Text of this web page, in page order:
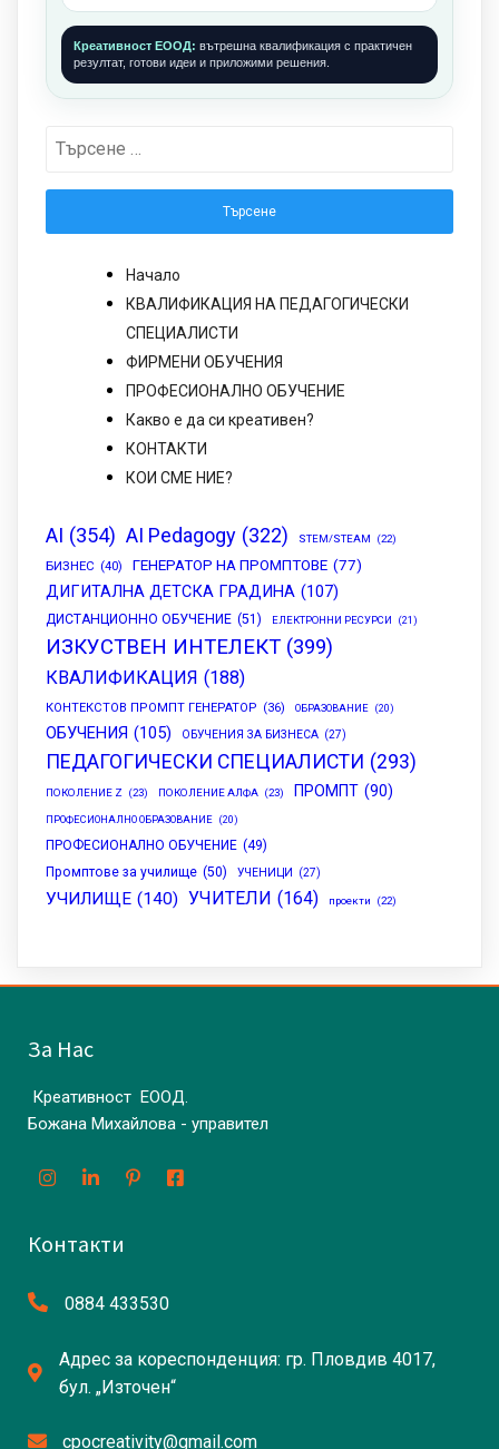
Креативност ЕООД: вътрешна квалификация с практичен
резултат, готови идеи и приложими решения.
Търсене
Начало
КВАЛИФИКАЦИЯ НА ПЕДАГОГИЧЕСКИ
СПЕЦИАЛИСТИ
ФИРМЕНИ ОБУЧЕНИЯ
ПРОФЕСИОНАЛНО ОБУЧЕНИЕ
Какво е да си креативен?
КОНТАКТИ
КОИ СМЕ НИЕ?
AI (354) AI Pedagogy (322) STEM/STEAM (22)
БИЗНЕС (40) ГЕНЕРАТОР НА ПРОМПТОВЕ (77)
ДИГИТАЛНА ДЕТСКА ГРАДИНА (107)
ДИСТАНЦИОННО ОБУЧЕНИЕ (51) ЕЛЕКТРОННИ РЕСУРСИ (21)
ИЗКУСТВЕН ИНТЕЛЕКТ (399)
КВАЛИФИКАЦИЯ (188)
КОНТЕКСТОВ ПРОМПТ ГЕНЕРАТОР (36) ОБРАЗОВАНИЕ (20)
ОБУЧЕНИЯ (105) ОБУЧЕНИЯ ЗА БИЗНЕСА (27)
ПЕДАГОГИЧЕСКИ СПЕЦИАЛИСТИ (293)
ПОКОЛЕНИЕ Z (23) ПОКОЛЕНИЕ АЛФА (23) ПРОМПТ (90)
ПРОФЕСИОНАЛНО ОБРАЗОВАНИЕ (20)
ПРОФЕСИОНАЛНО ОБУЧЕНИЕ (49)
Промптове за училище (50) УЧЕНИЦИ (27)
УЧИЛИЩЕ (140) УЧИТЕЛИ (164) проекти (22)
За Нас
Креативност ЕООД.
Божана Михайлова - управител
Контакти
0884 433530
Адрес за кореспонденция: гр. Пловдив 4017,
бул. „Източен“
cpocreativity@gmail.com